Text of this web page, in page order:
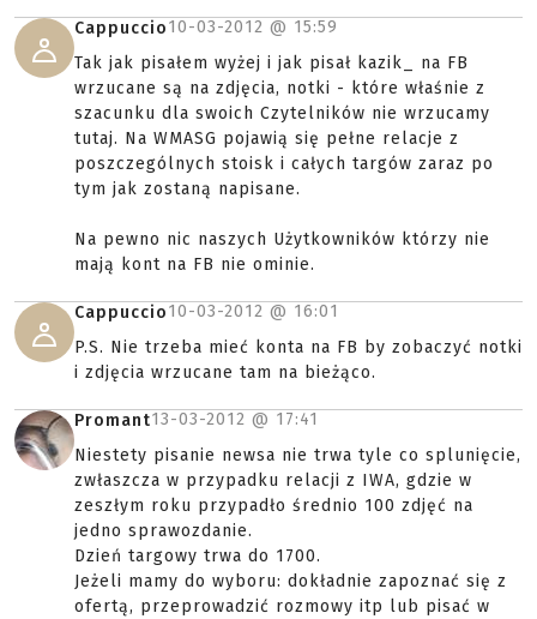
Cappuccio10-03-2012 @ 15:59
Tak jak pisałem wyżej i jak pisał kazik_ na FB
wrzucane są na zdjęcia, notki - które właśnie z
szacunku dla swoich Czytelników nie wrzucamy
tutaj. Na WMASG pojawią się pełne relacje z
poszczególnych stoisk i całych targów zaraz po
tym jak zostaną napisane.
Na pewno nic naszych Użytkowników którzy nie
mają kont na FB nie ominie.
Cappuccio10-03-2012 @ 16:01
P.S. Nie trzeba mieć konta na FB by zobaczyć notki
i zdjęcia wrzucane tam na bieżąco.
Promant13-03-2012 @ 17:41
Niestety pisanie newsa nie trwa tyle co splunięcie,
zwłaszcza w przypadku relacji z IWA, gdzie w
zeszłym roku przypadło średnio 100 zdjęć na
jedno sprawozdanie.
Dzień targowy trwa do 1700.
Jeżeli mamy do wyboru: dokładnie zapoznać się z
ofertą, przeprowadzić rozmowy itp lub pisać w